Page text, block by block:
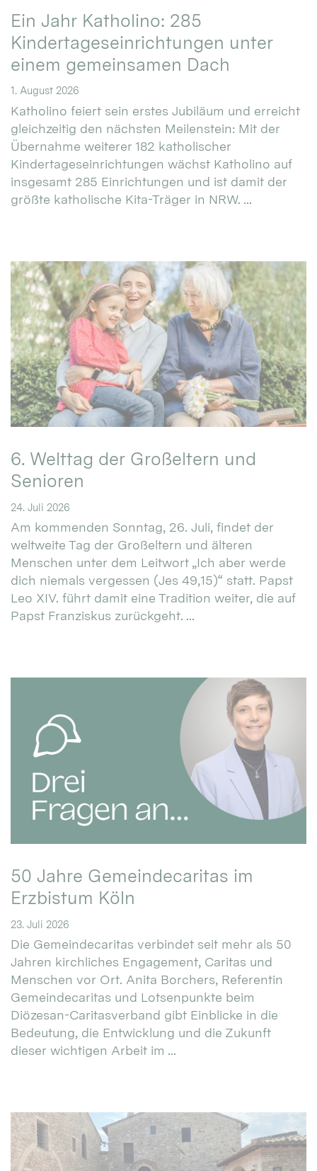
Ein Jahr Katholino: 285
Kindertageseinrichtungen unter
einem gemeinsamen Dach
1. August 2026
Katholino feiert sein erstes Jubiläum und erreicht
gleichzeitig den nächsten Meilenstein: Mit der
Übernahme weiterer 182 katholischer
Kindertageseinrichtungen wächst Katholino auf
insgesamt 285 Einrichtungen und ist damit der
größte katholische Kita-Träger in NRW. ...
6. Welttag der Großeltern und
Senioren
24. Juli 2026
Am kommenden Sonntag, 26. Juli, findet der
weltweite Tag der Großeltern und älteren
Menschen unter dem Leitwort „Ich aber werde
dich niemals vergessen (Jes 49,15)“ statt. Papst
Leo XIV. führt damit eine Tradition weiter, die auf
Papst Franziskus zurückgeht. ...
50 Jahre Gemeindecaritas im
Erzbistum Köln
23. Juli 2026
Die Gemeindecaritas verbindet seit mehr als 50
Jahren kirchliches Engagement, Caritas und
Menschen vor Ort. Anita Borchers, Referentin
Gemeindecaritas und Lotsenpunkte beim
Diözesan-Caritasverband gibt Einblicke in die
Bedeutung, die Entwicklung und die Zukunft
dieser wichtigen Arbeit im ...